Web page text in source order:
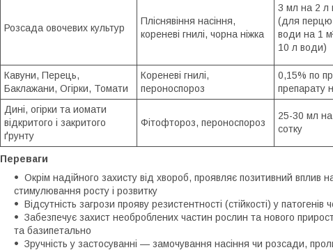
Розсада овочевих культур
Пліснявіння насіння,
кореневі гнилі, чорна ніжка
3 мл на 2 л
(для
води на 1
10 л води)
Кавуни, Перець,
Баклажани, Огірки, Томати
Кореневі гнилі,
пероноспороз
0,15% по
препарату
Дині, огірки та иомати
відкритого і закритого
ґрунту
Фітофтороз, пероноспороз
25-30 мл
сотку
Переваги
Окрім надійного захисту від хвороб, проявляє позитивний вплив
стимулювання росту і розвитку
Відсутність загрози прояву резистентності (стійкості) у патогенів
Забезпечує захист необроблених частин рослин та нового
та базипетально
Зручність у застосуванні — замочування насіння чи розсади,